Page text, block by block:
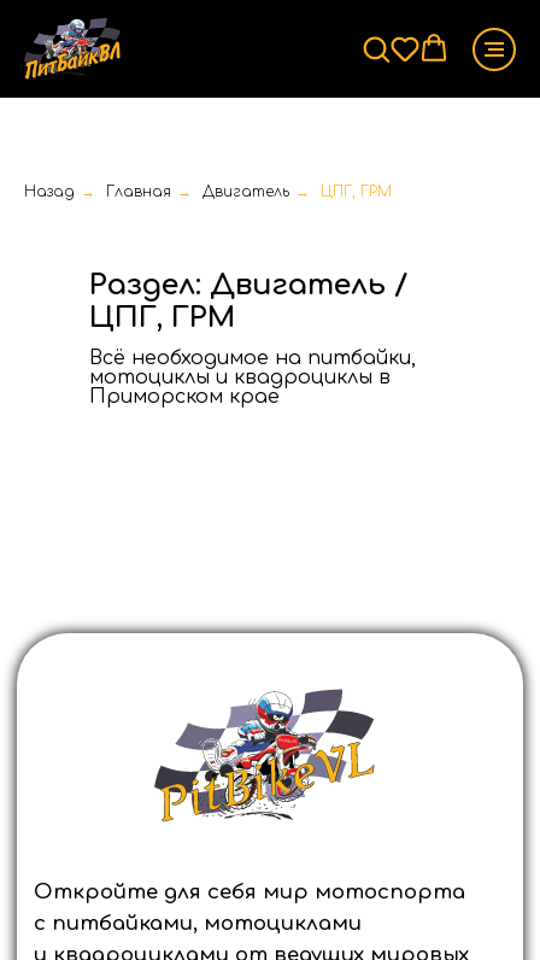
Назад → Главная → Двигатель → ЦПГ, ГРМ
Всё необходимое на питбайки,
мотоциклы и квадроциклы в
Приморском крае
Раздел: Двигатель /
ЦПГ, ГРМ
Откройте для себя мир мотоспорта
с питбайками, мотоциклами
Выбирайте лучшее и покоряйте новые горизонты
вместе с нами.